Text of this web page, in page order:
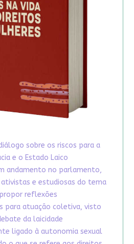
sobre os riscos para a
e o Estado Laico
andamento no parlamento,
ativistas e estudiosas do tema
reflexões
para atuação coletiva, visto
da laicidade
ligado à autonomia sexual